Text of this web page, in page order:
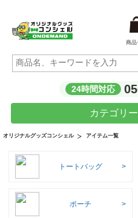
商品
24時間対応
カテゴリ
オリジナルグッズコンシェル アイテム一覧
トートバッグ
ポーチ